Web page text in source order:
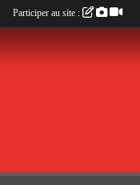
Participer au site :